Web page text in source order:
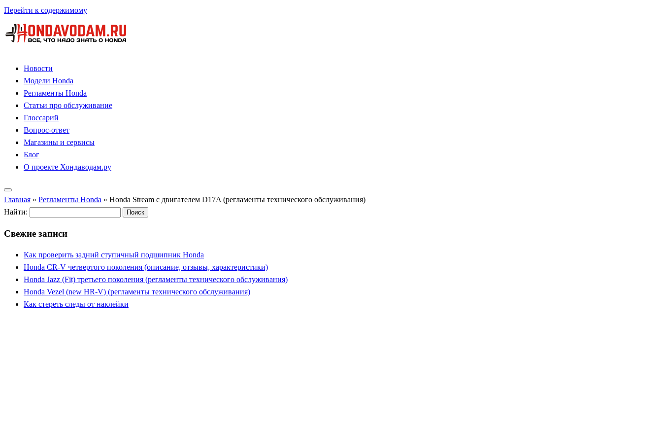
Перейти к содержимому
Новости
Модели Honda
Регламенты Honda
Статьи про обслуживание
Глоссарий
Вопрос-ответ
Магазины и сервисы
Блог
О проекте Хондаводам.ру
Главная » Регламенты Honda » Honda Stream с двигателем D17A (регламенты технического обслуживания)
Найти:
Свежие записи
Как проверить задний ступичный подшипник Honda
Honda CR-V четвертого поколения (описание, отзывы, характеристики)
Honda Jazz (Fit) третьего поколения (регламенты технического обслуживания)
Honda Vezel (new HR-V) (регламенты технического обслуживания)
Как стереть следы от наклейки